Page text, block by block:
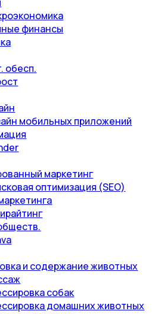
финансы
обесп.
мобильных приложений
маркетинг
оптимизация (SEO)
и содержание животных
собак
домашних животных